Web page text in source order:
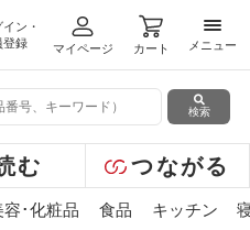
イン・
登録
マイページ カート
メニ
メニュー
検索
む つながる
容･化粧品 食品 キッチン